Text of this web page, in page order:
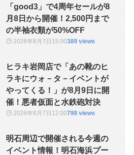
「good3」で4周年セールが8
月8日から開催！2,500円まで
の半袖衣類が50%OFF
2026年8月7日 15:00389 views
ヒラキ岩岡店で「あの靴のヒ
ラキにウォ－タ－イベントが
やってくる！」が8月9日に開
催！悪者仮面と水鉄砲対決
2026年8月7日 12:00798 views
明石周辺で開催される今週の
イベント情報！明石海浜プー